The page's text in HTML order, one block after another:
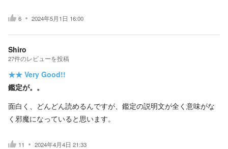
6 2024年5月1日 16:00
Shiro
27件のレビューを投稿
★★ Very Good!!
鑑定が。。
面白く、どんどん読めるんですが、鑑定の説明文が全く意味がな
く邪魔になっていると思います。
11 2024年4月4日 21:33